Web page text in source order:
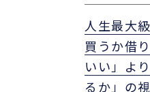
人生最大
買うか借
いい」よ
るか」の